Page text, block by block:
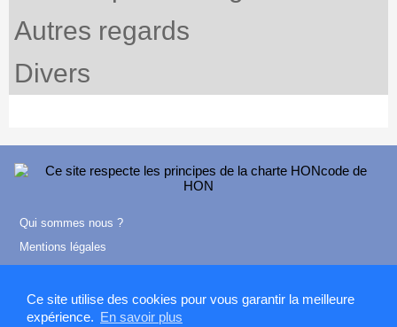
Ce site utilise des cookies pour vous garantir la meilleure
expérience. En savoir plus
Autres regards
Divers
Qui sommes nous ?
Mentions légales